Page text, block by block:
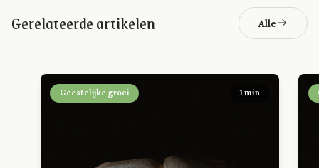
Gerelateerde artikelen Alle
Geestelijke groei 1 min